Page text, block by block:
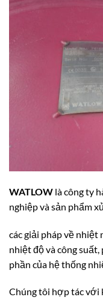
WATLOW là công ty
nghiệp và sản phẩm
các giải pháp về
nhiệt độ và công
phần của hệ thống
Chúng tôi hợp tác với